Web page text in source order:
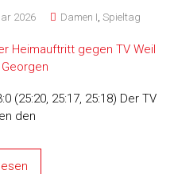
2026 Damen I,Spieltag
(25:20, 25:17, 25:18) Der TV
den